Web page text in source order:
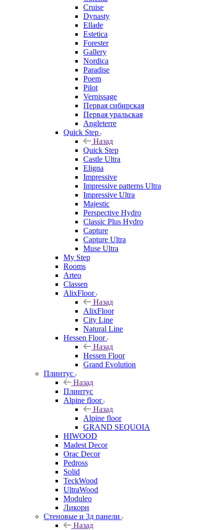
Cruise
Dynasty
Ellade
Estetica
Forester
Gallery
Nordica
Paradise
Poem
Pilot
Vernissage
Первая сибирская
Первая уральская
Angleterre
Quick Step
Назад
Quick Step
Castle Ultra
Eligna
Impressive
Impressive patterns Ultra
Impressive Ultra
Majestic
Perspective Hydro
Classic Plus Hydro
Capture
Capture Ultra
Muse Ultra
My Step
Rooms
Arteo
Classen
AlixFloor
Назад
AlixFloor
City Line
Natural Line
Hessen Floor
Назад
Hessen Floor
Grand Evolution
Плинтус
Назад
Плинтус
Alpine floor
Назад
Alpine floor
GRAND SEQUOIA
HIWOOD
Madest Decor
Orac Decor
Pedross
Solid
TeckWood
UltraWood
Moduleo
Ликорн
Стеновые и 3д панели
Назад